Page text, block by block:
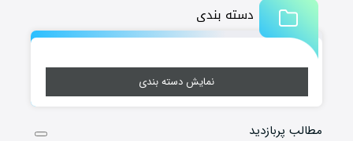
دسته بندی
نمایش دسته بندی
مطالب پربازدید